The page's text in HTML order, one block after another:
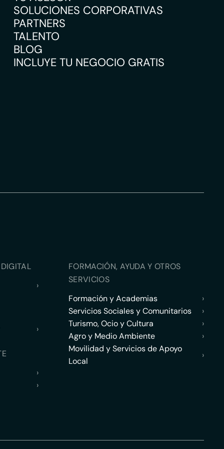
SOLUCIONES CORPORATIVAS
PARTNERS
TALENTO
BLOG
INCLUYE TU NEGOCIO GRATIS
›
›
›
›
FORMACIÓN, AYUDA Y OTROS
SERVICIOS
Formación y Academias
›
Servicios Sociales y Comunitarios
›
Turismo, Ocio y Cultura
›
Agro y Medio Ambiente
›
Movilidad y Servicios de Apoyo
Local
›